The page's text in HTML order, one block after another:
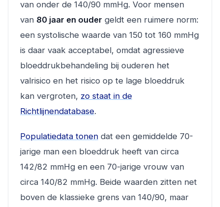
van onder de 140/90 mmHg. Voor mensen
van 80 jaar en ouder geldt een ruimere norm:
een systolische waarde van 150 tot 160 mmHg
is daar vaak acceptabel, omdat agressieve
bloeddrukbehandeling bij ouderen het
valrisico en het risico op te lage bloeddruk
kan vergroten, zo staat in de
Richtlijnendatabase.
Populatiedata tonen dat een gemiddelde 70-
jarige man een bloeddruk heeft van circa
142/82 mmHg en een 70-jarige vrouw van
circa 140/82 mmHg. Beide waarden zitten net
boven de klassieke grens van 140/90, maar